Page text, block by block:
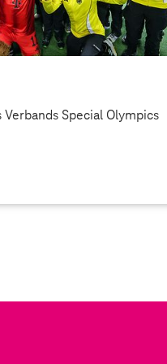
Special Olympics